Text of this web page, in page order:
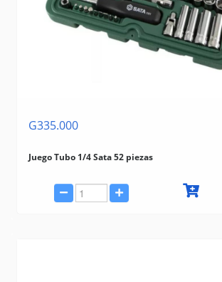
G335.000
Juego Tubo 1/4 Sata 52 piezas